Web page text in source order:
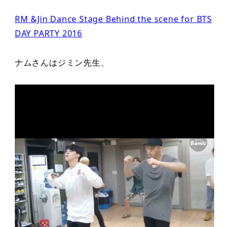
RM &Jin Dance Stage Behind the scene for BTS
DAY PARTY 2016
ナムさんはジミン先生、